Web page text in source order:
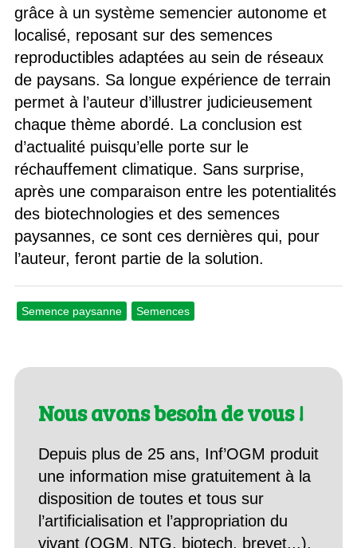
grâce à un système semencier autonome et
localisé, reposant sur des semences
reproductibles adaptées au sein de réseaux
de paysans. Sa longue expérience de terrain
permet à l’auteur d’illustrer judicieusement
chaque thème abordé. La conclusion est
d’actualité puisqu’elle porte sur le
réchauffement climatique. Sans surprise,
après une comparaison entre les potentialités
des biotechnologies et des semences
paysannes, ce sont ces dernières qui, pour
l’auteur, feront partie de la solution.
Semence paysanne Semences
Nous avons besoin de vous !
Depuis plus de 25 ans, Inf’OGM produit
une information mise gratuitement à la
disposition de toutes et tous sur
l’artificialisation et l’appropriation du
vivant (OGM, NTG, biotech, brevet...).